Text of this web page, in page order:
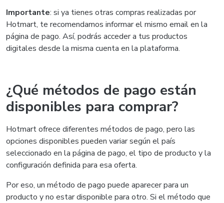
Importante: si ya tienes otras compras realizadas por
Hotmart, te recomendamos informar el mismo email en la
página de pago. Así, podrás acceder a tus productos
digitales desde la misma cuenta en la plataforma.
¿Qué métodos de pago están
disponibles para comprar?
Hotmart ofrece diferentes métodos de pago, pero las
opciones disponibles pueden variar según el país
seleccionado en la página de pago, el tipo de producto y la
configuración definida para esa oferta.
Por eso, un método de pago puede aparecer para un
producto y no estar disponible para otro. Si el método que